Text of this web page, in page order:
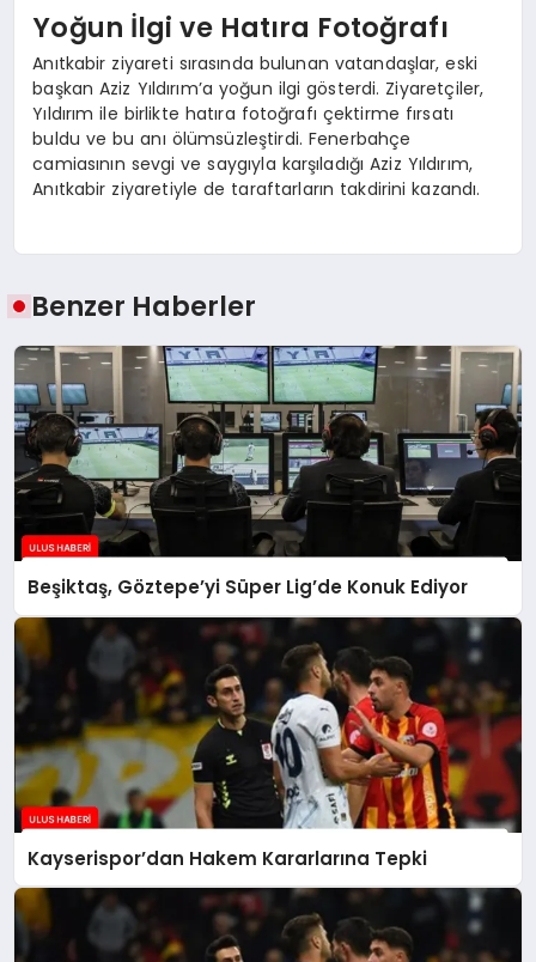
Yoğun İlgi ve Hatıra Fotoğrafı
Anıtkabir ziyareti sırasında bulunan vatandaşlar, eski
başkan Aziz Yıldırım’a yoğun ilgi gösterdi. Ziyaretçiler,
Yıldırım ile birlikte hatıra fotoğrafı çektirme fırsatı
buldu ve bu anı ölümsüzleştirdi. Fenerbahçe
camiasının sevgi ve saygıyla karşıladığı Aziz Yıldırım,
Anıtkabir ziyaretiyle de taraftarların takdirini kazandı.
Benzer Haberler
Beşiktaş, Göztepe’yi Süper Lig’de Konuk Ediyor
Kayserispor’dan Hakem Kararlarına Tepki